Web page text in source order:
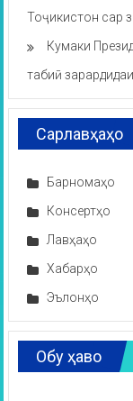
Тоҷикистон сар
Кумаки
табиӣ
Сарлавҳаҳо
Барномаҳо
Консертҳо
Лавҳаҳо
Хабарҳо
Эълонҳо
Обу ҳаво